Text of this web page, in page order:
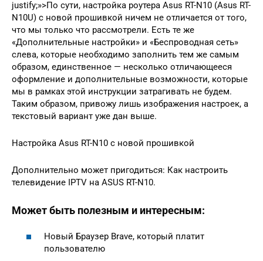
justify;»>По сути, настройка роутера Asus RT-N10 (Asus RT-
N10U) с новой прошивкой ничем не отличается от того,
что мы только что рассмотрели. Есть те же
«Дополнительные настройки» и «Беспроводная сеть»
слева, которые необходимо заполнить тем же самым
образом, единственное — несколько отличающееся
оформление и дополнительные возможности, которые
мы в рамках этой инструкции затрагивать не будем.
Таким образом, привожу лишь изображения настроек, а
текстовый вариант уже дан выше.
Настройка Asus RT-N10 с новой прошивкой
Дополнительно может пригодиться: Как настроить
телевидение IPTV на ASUS RT-N10.
Может быть полезным и интересным:
Новый Браузер Brave, который платит
пользователю